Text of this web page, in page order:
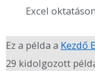
Excel
Ez a példa a Kezdő
29 kidolgozott